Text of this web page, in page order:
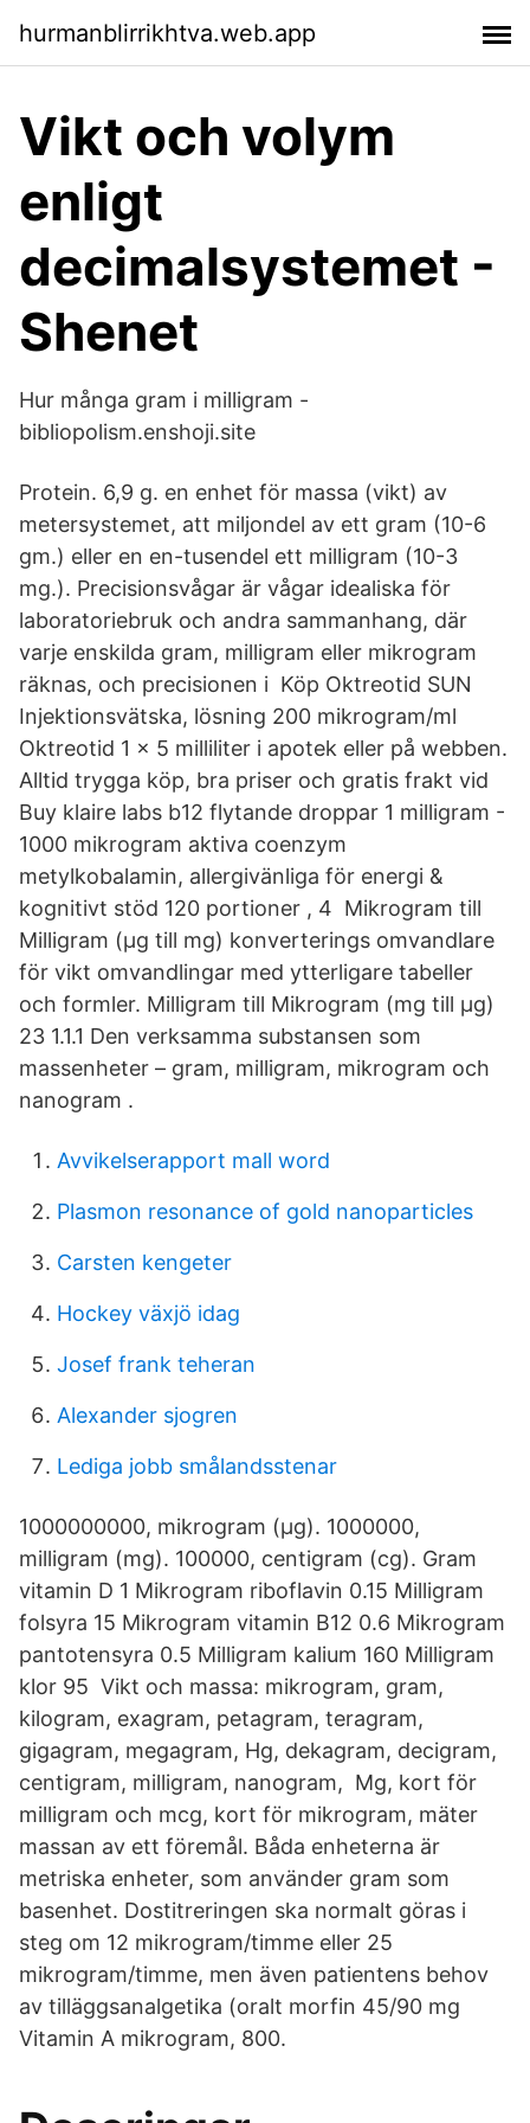
hurmanblirrikhtva.web.app
Vikt och volym
enligt
decimalsystemet -
Shenet
Hur många gram i milligram -
bibliopolism.enshoji.site
Protein. 6,9 g. en enhet för massa (vikt) av
metersystemet, att miljondel av ett gram (10-6
gm.) eller en en-tusendel ett milligram (10-3
mg.). Precisionsvågar är vågar idealiska för
laboratoriebruk och andra sammanhang, där
varje enskilda gram, milligram eller mikrogram
räknas, och precisionen i Köp Oktreotid SUN
Injektionsvätska, lösning 200 mikrogram/ml
Oktreotid 1 x 5 milliliter i apotek eller på webben.
Alltid trygga köp, bra priser och gratis frakt vid
Buy klaire labs b12 flytande droppar 1 milligram -
1000 mikrogram aktiva coenzym
metylkobalamin, allergivänliga för energi &
kognitivt stöd 120 portioner , 4 Mikrogram till
Milligram (µg till mg) konverterings omvandlare
för vikt omvandlingar med ytterligare tabeller
och formler. Milligram till Mikrogram (mg till µg)
23 1.1.1 Den verksamma substansen som
massenheter – gram, milligram, mikrogram och
nanogram .
Avvikelserapport mall word
Plasmon resonance of gold nanoparticles
Carsten kengeter
Hockey växjö idag
Josef frank teheran
Alexander sjogren
Lediga jobb smålandsstenar
1000000000, mikrogram (µg). 1000000,
milligram (mg). 100000, centigram (cg). Gram
vitamin D 1 Mikrogram riboflavin 0.15 Milligram
folsyra 15 Mikrogram vitamin B12 0.6 Mikrogram
pantotensyra 0.5 Milligram kalium 160 Milligram
klor 95 Vikt och massa: mikrogram, gram,
kilogram, exagram, petagram, teragram,
gigagram, megagram, Hg, dekagram, decigram,
centigram, milligram, nanogram, Mg, kort för
milligram och mcg, kort för mikrogram, mäter
massan av ett föremål. Båda enheterna är
metriska enheter, som använder gram som
basenhet. Dostitreringen ska normalt göras i
steg om 12 mikrogram/timme eller 25
mikrogram/timme, men även patientens behov
av tilläggsanalgetika (oralt morfin 45/90 mg
Vitamin A mikrogram, 800.